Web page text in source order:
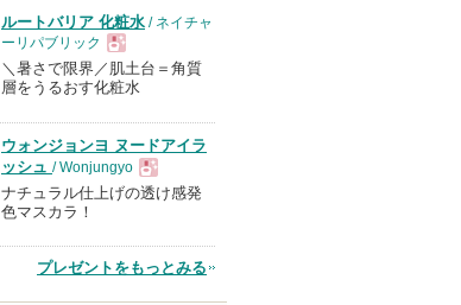
ルートバリア 化粧水 / ネイチャ
ーリパブリック
現
品
＼暑さで限界／肌土台＝角質
層をうるおす化粧水
ウォンジョンヨ ヌードアイラ
ッシュ / Wonjungyo
現
品
ナチュラル仕上げの透け感発
色マスカラ！
プレゼントをもっとみる